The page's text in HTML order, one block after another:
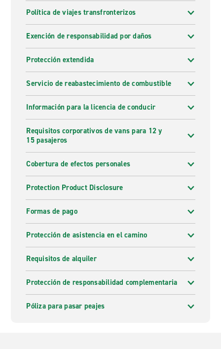
Política de viajes transfronterizos
Exención de responsabilidad por daños
Protección extendida
Servicio de reabastecimiento de combustible
Información para la licencia de conducir
Requisitos corporativos de vans para 12 y
15 pasajeros
Cobertura de efectos personales
Protection Product Disclosure
Formas de pago
Protección de asistencia en el camino
Requisitos de alquiler
Protección de responsabilidad complementaria
Póliza para pasar peajes